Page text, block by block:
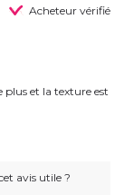
Acheteur vérifié
plus et la texture est
avis utile ?